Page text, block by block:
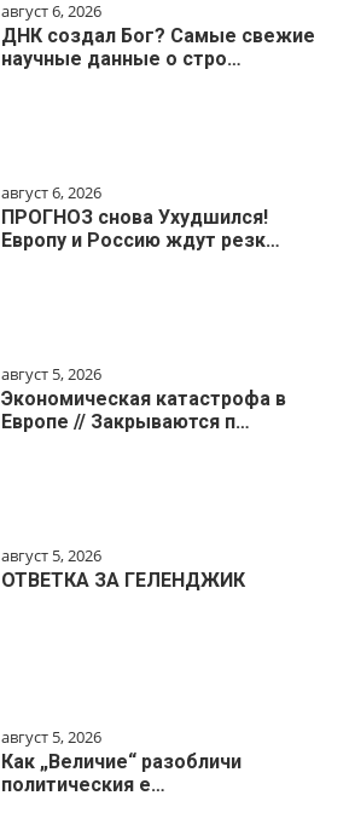
август 6, 2026
ДНК создал Бог? Самые свежие
научные данные о стро…
август 6, 2026
ПРОГНОЗ снова Ухудшился!
Европу и Россию ждут резк…
август 5, 2026
Экономическая катастрофа в
Европе // Закрываются п…
август 5, 2026
ОТВЕТКА ЗА ГЕЛЕНДЖИК
август 5, 2026
Как „Величие“ разобличи
политическия е…